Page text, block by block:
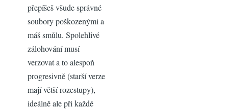
přepíšeš všude správné
soubory poškozenými a
máš smůlu. Spolehlivé
zálohování musí
verzovat a to alespoň
progresivně (starší verze
mají větší rozestupy),
ideálně ale při každé